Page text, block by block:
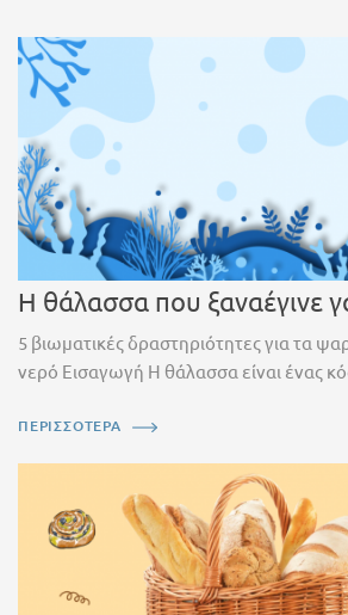
Η θάλασσα που ξαναέγινε
5 βιωματικές δραστηριότητες για τα
νερό Εισαγωγή Η θάλασσα είναι ένας
ΠΕΡΙΣΣΟΤΕΡΑ